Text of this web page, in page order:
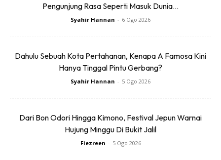
1st : SUPIR
Disebabkan kakak cheapskate, so kakak memang tnya
almost 10-12 org supir to get the minimum price ?? and yes,
Pengunjung Rasa Seperti Masuk Dunia...
Syahir Hannan - 6 Ogo 2026
Dahulu Sebuah Kota Pertahanan, Kenapa A Famosa Kini
Hanya Tinggal Pintu Gerbang?
Syahir Hannan - 5 Ogo 2026
Dari Bon Odori Hingga Kimono, Festival Jepun Warnai
Hujung Minggu Di Bukit Jalil
Fiezreen - 5 Ogo 2026